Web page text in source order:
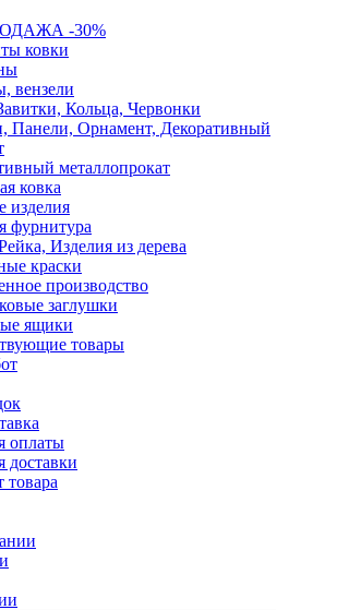
-30%
ковки
вензели
Кольца, Червонки
Панели, Орнамент, Декоративный
металлопрокат
ковка
изделия
фурнитура
Изделия из дерева
краски
производство
заглушки
ящики
товары
оплаты
доставки
товара